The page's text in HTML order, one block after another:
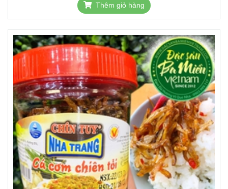
Thêm giỏ hàng